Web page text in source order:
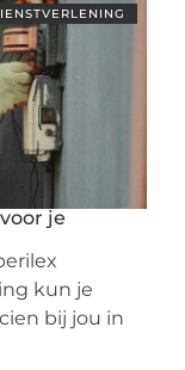
je
kun je
bij jou in